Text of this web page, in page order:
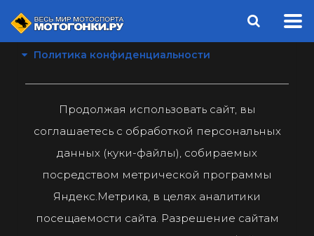
Политика конфиденциальности
Продолжая использовать сайт, вы
соглашаетесь с обработкой персональных
данных (куки-файлы), собираемых
посредством метрической программы
Яндекс.Метрика, в целях аналитики
посещаемости сайта. Разрешение сайтам